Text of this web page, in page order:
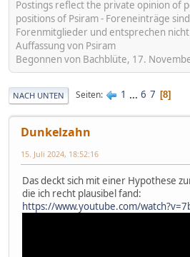
Postings reflect the private opinion of
positions of Psiram - Foreneinträge
Forenmitglieder und entsprechen
Auffassung von Psiram
Begonnen von Bachblüte, 17.
NACH UNTEN Seiten 1 ... 6 7 8
Dunkelzahn
15. Juli 2024, 18:52:16
Das deckt sich mit einer Hypothese
die ich recht plausibel fand:
https://www.youtube.com/